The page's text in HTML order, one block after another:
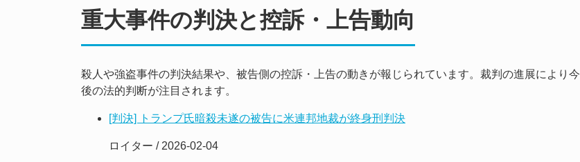
重大事件の判決と控訴・上告動向
殺人や強盗事件の判決結果や、被告側の控訴・上告の動きが報じられています。裁判の進展により今
後の法的判断が注目されます。
[判決] トランプ氏暗殺未遂の被告に米連邦地裁が終身刑判決
ロイター / 2026-02-04